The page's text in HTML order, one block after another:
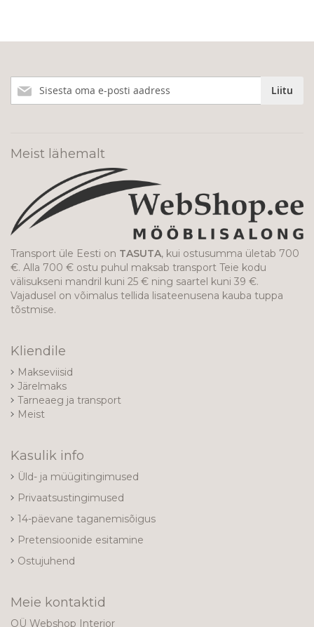
meie
Liitu
Meist lähemalt
Transport üle Eesti on TASUTA, kui ostusumma ületab 700
€. Alla 700 € ostu puhul maksab transport Teie kodu
välisukseni mandril kuni 25 € ning saartel kuni 39 €.
Vajadusel on võimalus tellida lisateenusena kauba tuppa
tõstmise.
Kliendile
Makseviisid
Järelmaks
Tarneaeg ja transport
Meist
Kasulik info
Üld- ja müügitingimused
Privaatsustingimused
14-päevane taganemisõigus
Pretensioonide esitamine
Ostujuhend
Meie kontaktid
OÜ Webshop Interior